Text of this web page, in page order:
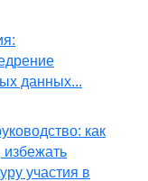
данных...
как
избежать
участия в